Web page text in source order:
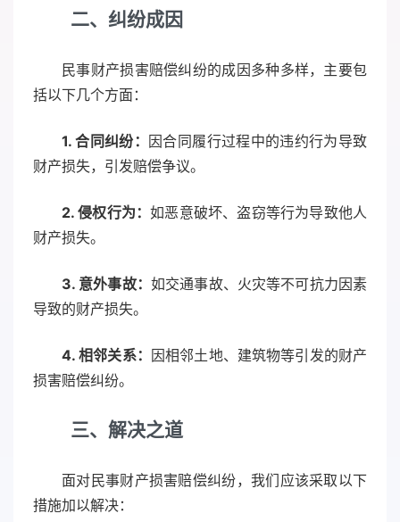
二、纠纷成因
民事财产损害赔偿纠纷的成因多种多样，主要包
括以下几个方面：
1. 合同纠纷： 因合同履行过程中的违约行为导致
财产损失，引发赔偿争议。
2. 侵权行为：如恶意破坏、盗窃等行为导致他人
财产损失。
3. 意外事故： 如交通事故、火灾等不可抗力因素
导致的财产损失。
4. 相邻关系： 因相邻土地、建筑物等引发的财产
损害赔偿纠纷。
三、解决之道
面对民事财产损害赔偿纠纷，我们应该采取以下
措施加以解决：